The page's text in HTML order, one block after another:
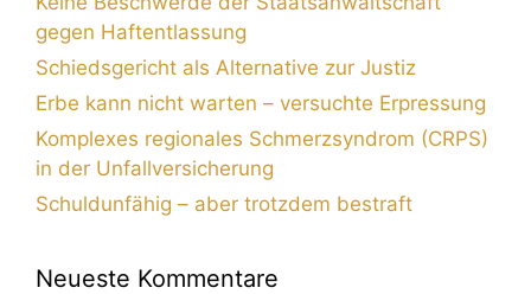
gegen Haftentlassung
Schiedsgericht als Alternative zur Justiz
Erbe kann nicht warten – versuchte Erpressung
Komplexes regionales Schmerzsyndrom (CRPS)
in der Unfallversicherung
Schuldunfähig – aber trotzdem bestraft
Neueste Kommentare